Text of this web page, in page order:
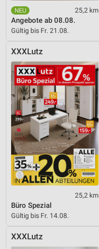
25,2 km
Angebote ab 08.08.
Gültig bis Fr. 21.08.
XXXLutz
25,2 km
Büro Spezial
Gültig bis Fr. 14.08.
XXXLutz